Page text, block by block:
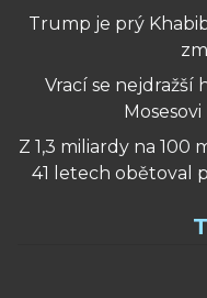
Trump je prý
Vrací se nejdražší
Z 1,3 miliardy na 100
41 letech obětoval